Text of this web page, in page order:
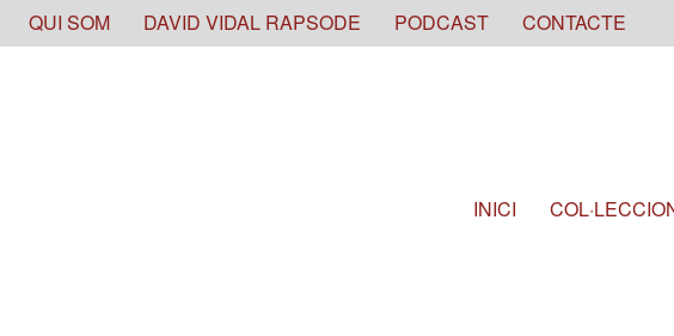
SkipQUI SOM DAVID VIDAL RAPSODE PODCAST CONTACTE
INICI